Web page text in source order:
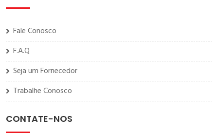
Fale Conosco
F.A.Q
Seja um Fornecedor
Trabalhe Conosco
CONTATE-NOS